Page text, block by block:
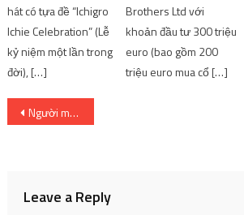
hát có tựa đề “Ichigro
Ichie Celebration” (Lễ
kỷ niệm một lần trong
đời), […]
Brothers Ltd với
khoản đầu tư 300 triệu
euro (bao gồm 200
triệu euro mua cổ […]
Post
Người mẫu Thái Lan chết thảm trong một vụ tai nạn giao thông
Leave a Reply